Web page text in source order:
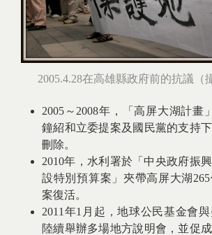
2005.4.28在高雄縣政府前的抗議（
2005～2008年，「高屏大湖計畫
鐘紹和立委提案及國民黨的支持
刪除。
2010年，水利署於「中央政府振
設特別預算案」夾帶高屏大湖
案復活。
2011年1月起，地球公民基金會
陸續舉辦多場地方說明會，並促